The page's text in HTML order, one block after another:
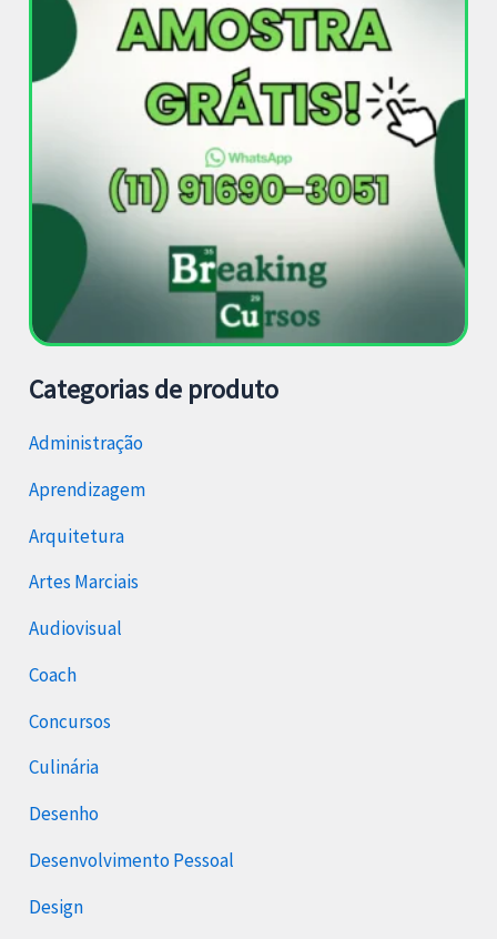
Categorias de produto
Administração
Aprendizagem
Arquitetura
Artes Marciais
Audiovisual
Coach
Concursos
Culinária
Desenho
Desenvolvimento Pessoal
Design